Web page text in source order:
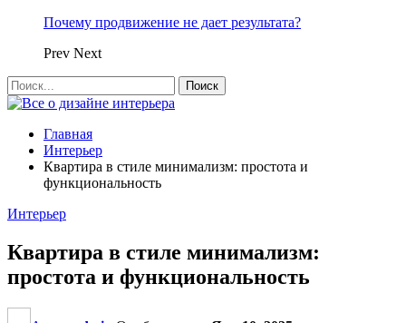
Почему продвижение не дает результата?
Prev Next
Главная
Интерьер
Квартира в стиле минимализм: простота и
функциональность
Интерьер
Квартира в стиле минимализм:
простота и функциональность